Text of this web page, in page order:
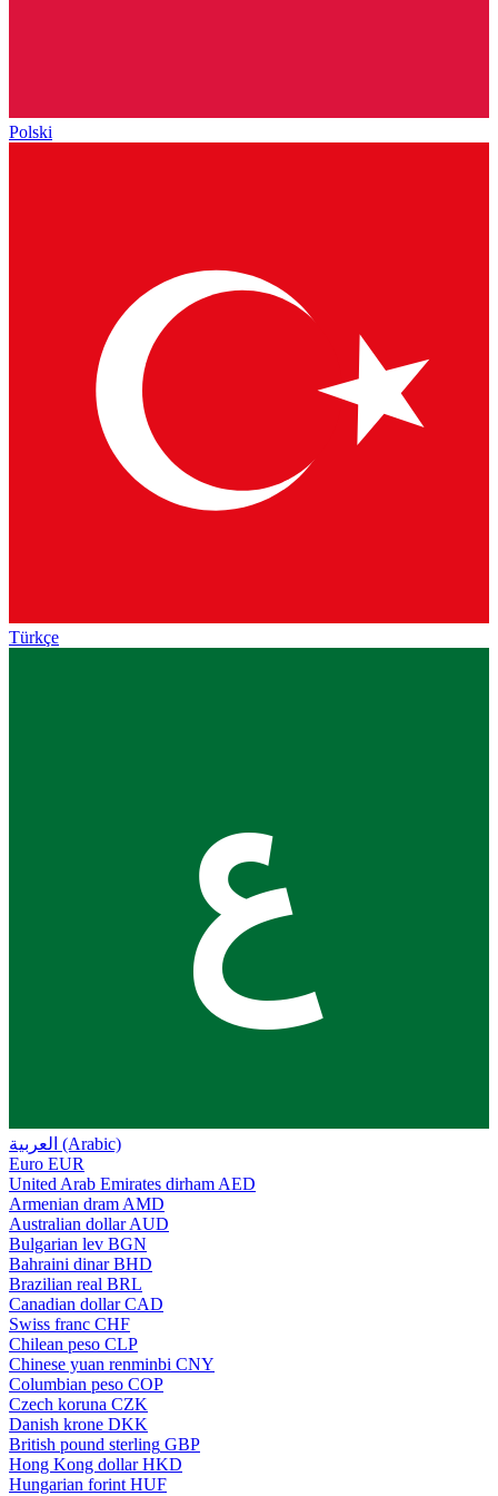
Polski
Türkçe
ع
العربية (Arabic)
Euro EUR
United Arab Emirates dirham AED
Armenian dram AMD
Australian dollar AUD
Bulgarian lev BGN
Bahraini dinar BHD
Brazilian real BRL
Canadian dollar CAD
Swiss franc CHF
Chilean peso CLP
Chinese yuan renminbi CNY
Columbian peso COP
Czech koruna CZK
Danish krone DKK
British pound sterling GBP
Hong Kong dollar HKD
Hungarian forint HUF